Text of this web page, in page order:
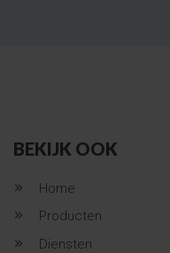
BEKIJK OOK
Home
Producten
Diensten